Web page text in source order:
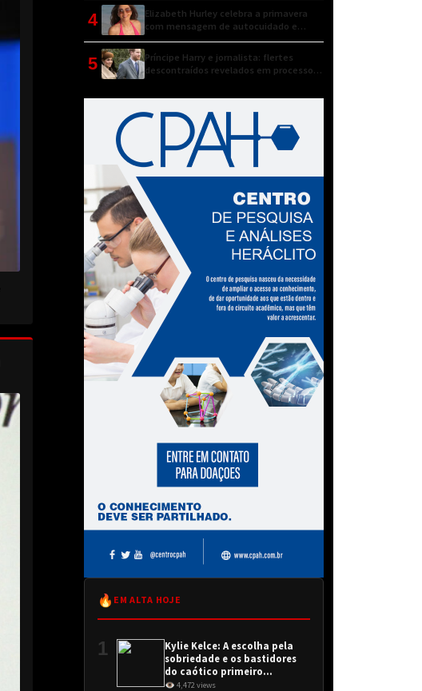
4
Elizabeth Hurley celebra a primavera
com mensagem de autocuidado e
conexão natural
5
Príncipe Harry e jornalista: flertes
descontraídos revelados em processo
🔥 EM ALTA HOJE
1
Kylie Kelce: A escolha pela
sobriedade e os bastidores
do caótico primeiro
encontro
👁 4,472 views